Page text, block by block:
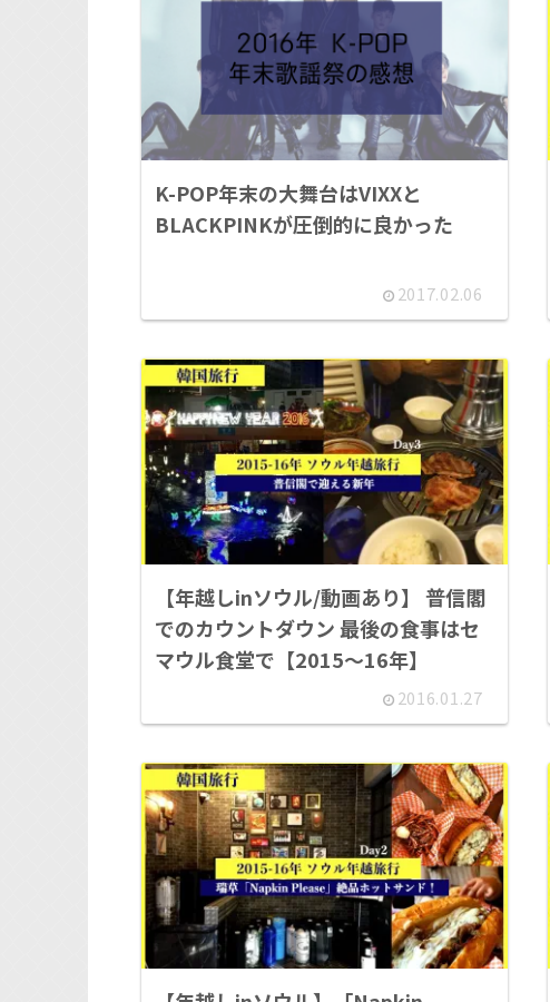
K-POP年末の大舞台はVIXXと
BLACKPINKが圧倒的に良かった
2017.02.06
【年越しinソウル/動画あり】 普信閣
でのカウントダウン 最後の食事はセ
マウル食堂で【2015～16年】
2016.01.27